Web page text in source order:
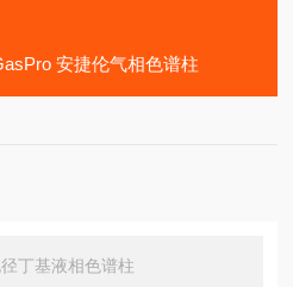
安捷伦气相色谱柱